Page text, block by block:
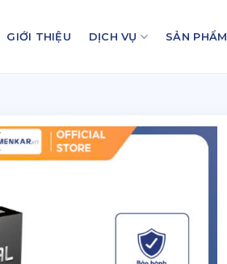
GIỚI THIỆU DỊCH VỤ SẢN PHẨM